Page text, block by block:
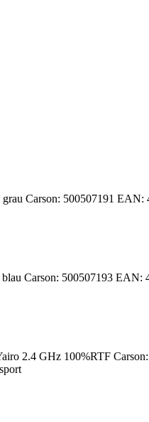
Carson: 500507191
Carson: 500507193 EAN:
2.4 GHz 100%RTF